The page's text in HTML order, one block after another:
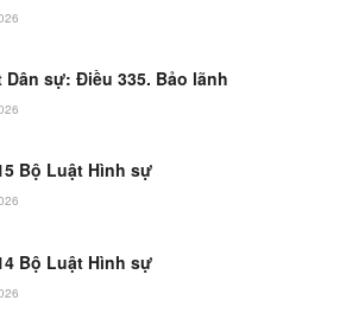
Dân sự: Điều 335. Bảo lãnh
Bộ Luật Hình sự
Bộ Luật Hình sự